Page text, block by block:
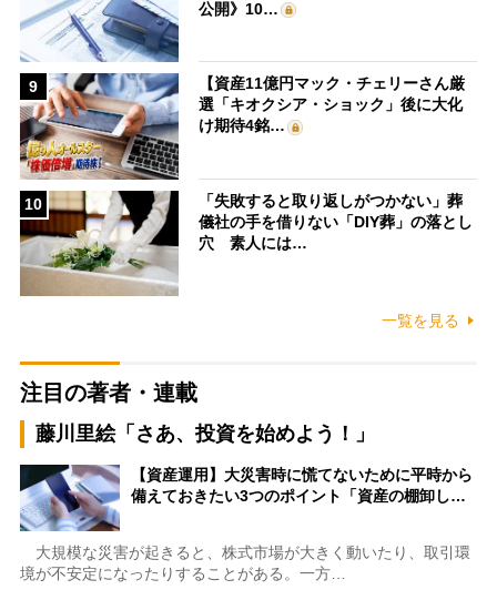
公開》10…
9
【資産11億円マック・チェリーさん厳
選「キオクシア・ショック」後に大化
け期待4銘…
10
「失敗すると取り返しがつかない」葬
儀社の手を借りない「DIY葬」の落とし
穴 素人には…
一覧を見る
注目の著者・連載
藤川里絵「さあ、投資を始めよう！」
【資産運用】大災害時に慌てないために平時から
備えておきたい3つのポイント「資産の棚卸し…
大規模な災害が起きると、株式市場が大きく動いたり、取引環
境が不安定になったりすることがある。一方…